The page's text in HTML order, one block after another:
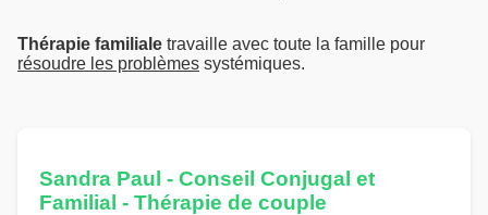
Thérapie familiale travaille avec toute la famille pour
résoudre les problèmes systémiques.
Sandra Paul - Conseil Conjugal et
Familial - Thérapie de couple